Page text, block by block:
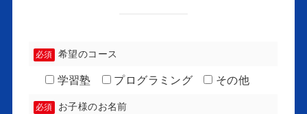
必須 希望のコース
学習塾 プログラミング その他
必須 お子様のお名前